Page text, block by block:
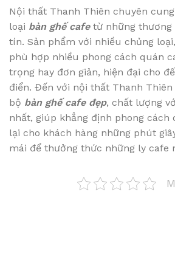
Nội thất Thanh Thiên chuyên
loại bàn ghế cafetừ những thương
tín. Sản phẩm với nhiều chủng
phù hợp nhiều phong cách quán
trọng hay đơn giản, hiện đại cho
điển. Đến với nội thất Thanh
bộ bàn ghế cafe đẹp, chất lượng
nhất, giúp khẳng định phong cách
lại cho khách hàng những phút
mái để thưởng thức những ly cafe